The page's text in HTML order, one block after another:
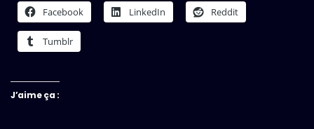
Facebook LinkedIn Reddit
Tumblr
J’aime ça :